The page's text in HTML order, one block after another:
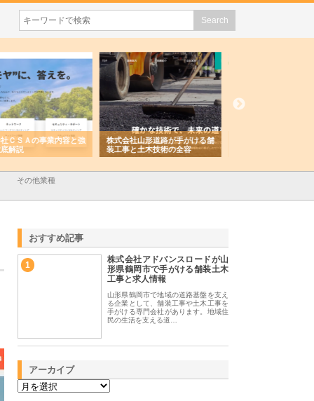
社山形道路が手がける舗
と土木技術の全容
ホクシン設備株式会社が手がけ
る給排水空調消火設備工事の実
績と強み
その他業種
おすすめ記事
1
株式会社アドバンスロードが山
形県鶴岡市で手がける舗装土木
工事と求人情報
山形県鶴岡市で地域の道路基盤を支え
る企業として、舗装工事や土木工事を
手がける専門会社があります。地域住
民の生活を支える道…
アーカイブ